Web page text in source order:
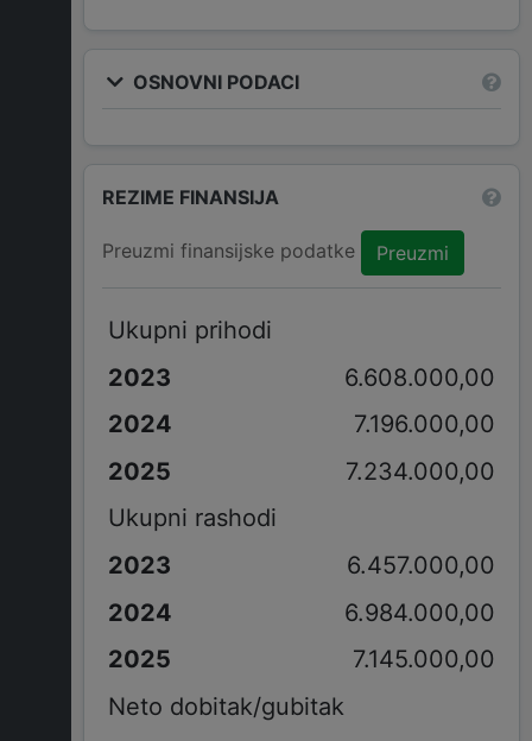
OSNOVNI PODACI
REZIME FINANSIJA
Preuzmi finansijske podatke Preuzmi
Ukupni prihodi
6.608.000,00
7.196.000,00
7.234.000,00
Ukupni rashodi
6.457.000,00
6.984.000,00
7.145.000,00
Neto dobitak/gubitak